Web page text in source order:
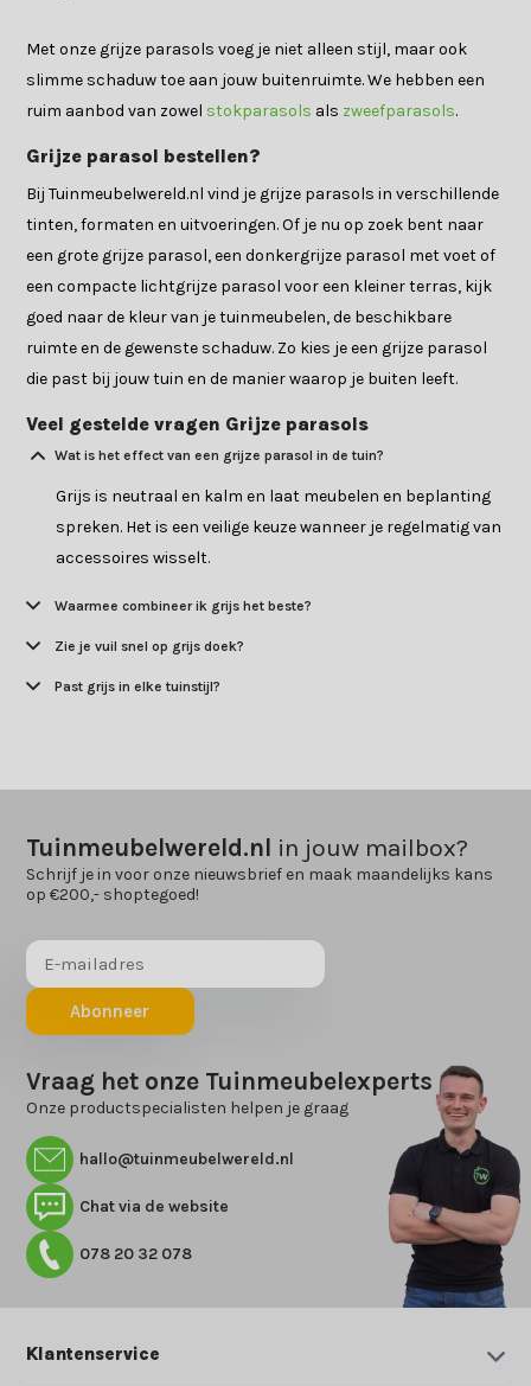
Met onze grijze parasols voeg je niet alleen stijl, maar ook
slimme schaduw toe aan jouw buitenruimte. We hebben een
ruim aanbod van zowel stokparasols als zweefparasols.
Grijze parasol bestellen?
Bij Tuinmeubelwereld.nl vind je grijze parasols in verschillende
tinten, formaten en uitvoeringen. Of je nu op zoek bent naar
een grote grijze parasol, een donkergrijze parasol met voet of
een compacte lichtgrijze parasol voor een kleiner terras, kijk
goed naar de kleur van je tuinmeubelen, de beschikbare
ruimte en de gewenste schaduw. Zo kies je een grijze parasol
die past bij jouw tuin en de manier waarop je buiten leeft.
Veel gestelde vragen Grijze parasols
Wat is het effect van een grijze parasol in de tuin?
Grijs is neutraal en kalm en laat meubelen en beplanting
spreken. Het is een veilige keuze wanneer je regelmatig van
accessoires wisselt.
Waarmee combineer ik grijs het beste?
Zie je vuil snel op grijs doek?
Past grijs in elke tuinstijl?
Tuinmeubelwereld.nl in jouw mailbox?
Schrijf je in voor onze nieuwsbrief en maak maandelijks kans
op €200,- shoptegoed!
Abonneer
Vraag het onze Tuinmeubelexperts
Onze productspecialisten helpen je graag
hallo@tuinmeubelwereld.nl
Chat via de website
078 20 32 078
Klantenservice